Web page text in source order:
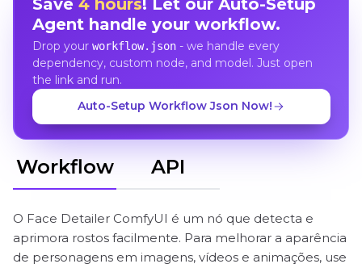
Agent handle your workflow.
Drop your workflow.json- we handle every
dependency, custom node, and model. Just open
the link and run.
Auto-Setup Workflow Json Now!
Workflow API
O Face Detailer ComfyUI é um nó que detecta e
aprimora rostos facilmente. Para melhorar a aparência
de personagens em imagens, vídeos e animações, use